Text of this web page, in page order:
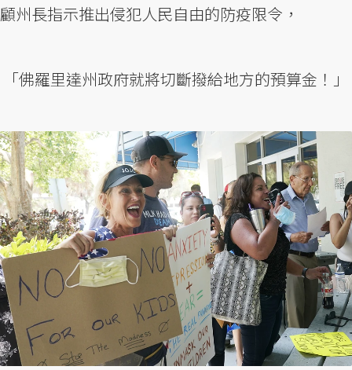
顧州長指示推出侵犯人民自由的防疫限令，
「佛羅里達州政府就將切斷撥給地方的預算金！」